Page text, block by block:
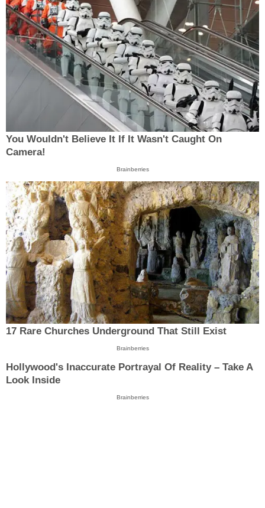
You Wouldn't Believe It If It Wasn't Caught On
Camera!
Brainberries
17 Rare Churches Underground That Still Exist
Brainberries
Hollywood's Inaccurate Portrayal Of Reality – Take A
Look Inside
Brainberries